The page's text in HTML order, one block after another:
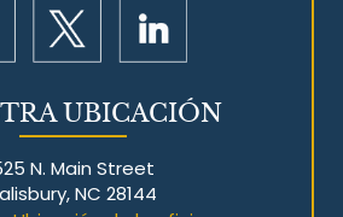
UBICACIÓN
N. Main Street
NC 28144